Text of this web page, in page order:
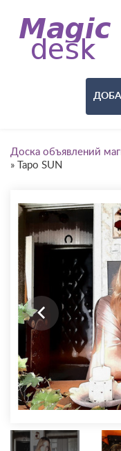
Доска объявлений
»
Таро SUN